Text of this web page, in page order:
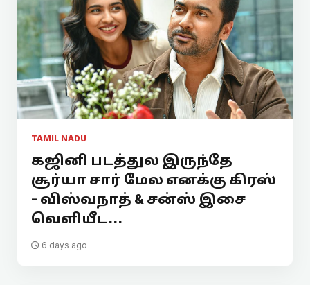
TAMIL NADU
கஜினி படத்துல இருந்தே
சூர்யா சார் மேல எனக்கு கிரஸ்
- விஸ்வநாத் & சன்ஸ் இசை
வெளியீட...
6 days ago